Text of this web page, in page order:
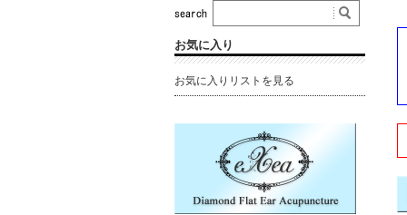
お気に入り
お気に入りリストを見る